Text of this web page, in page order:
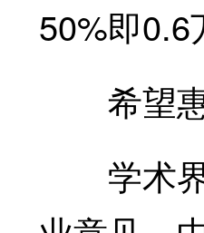
50%即0.6
希望惠
学术界